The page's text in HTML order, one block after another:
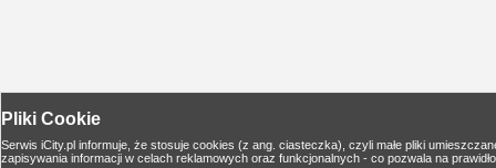
Pliki Cookie
Serwis iCity.pl informuje, że stosuje cookies (z ang. ciasteczka), czyli małe pliki
zapisywania informacji w celach reklamowych oraz funkcjonalnych - co pozwala na